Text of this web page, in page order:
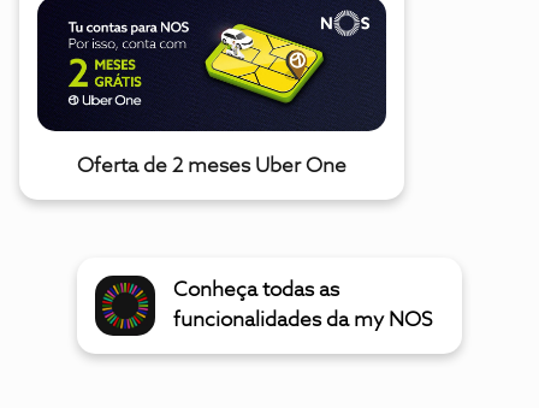
Oferta de 2 meses Uber One
Conheça todas as
funcionalidades da my NOS